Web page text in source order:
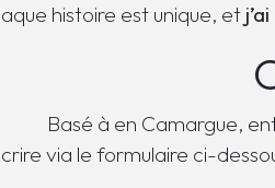
histoire est unique, et
Basé à en Camargue,
via le formulaire ci-